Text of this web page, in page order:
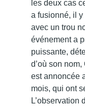
les deux cas
a fusionné, il y
avec un trou
événement a
puissante,
d’où son
est annoncée
mois, qui ont
L’observation